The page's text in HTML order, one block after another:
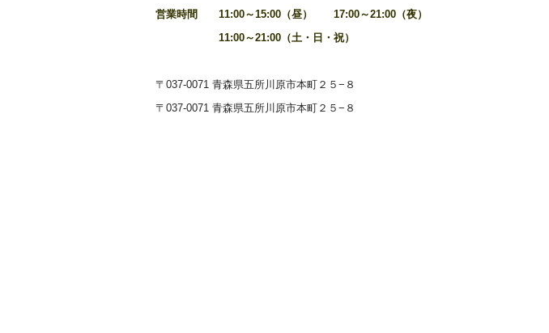
営業時間 11:00～15:00（昼） 17:00～21:00（夜）
11:00～21:00（土・日・祝）
〒037-0071 青森県五所川原市本町２５−８
〒037-0071 青森県五所川原市本町２５−８